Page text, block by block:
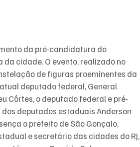
da pré-candidatura do
cidade. O evento, realizado no
de figuras proeminentes da
deputado federal, General
Côrtes, o deputado federal e pré-
deputados estaduais Anderson
o prefeito de São Gonçalo,
e secretário das cidades do RJ,